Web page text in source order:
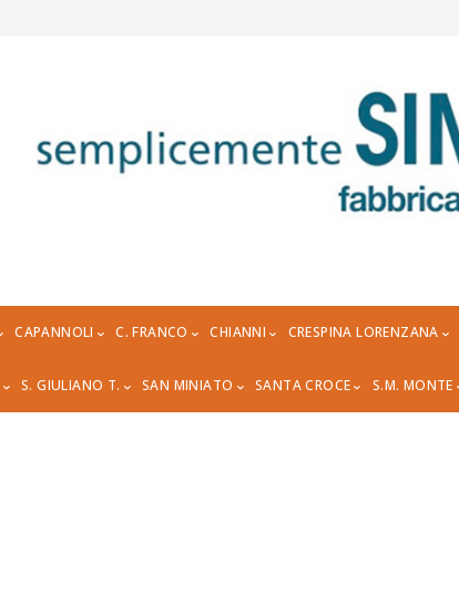
CAPANNOLI C. FRANCO CHIANNI CRESPINA LORENZANA
S. GIULIANO T. SAN MINIATO SANTA CROCE S.M. MONTE